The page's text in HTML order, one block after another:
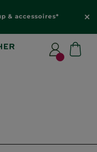
& accessoires*